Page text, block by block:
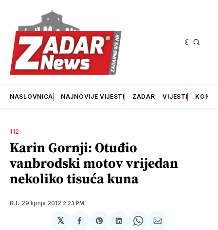
NASLOVNICA NAJNOVIJE VIJESTI ZADAR VIJESTI
112
Karin Gornji: Otuđio
vanbrodski motov vrijedan
nekoliko tisuća kuna
R.I. 29 lipnja 2012 2:23 PM.
𝕏
podijeliSharepodijeliSharepodijeli